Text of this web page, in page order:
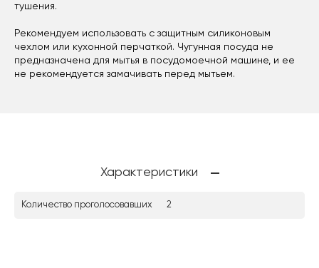
тушения.
Рекомендуем использовать с защитным силиконовым
чехлом или кухонной перчаткой. Чугунная посуда не
предназначена для мытья в посудомоечной машине, и ее
не рекомендуется замачивать перед мытьем.
Характеристики
Количество проголосовавших 2